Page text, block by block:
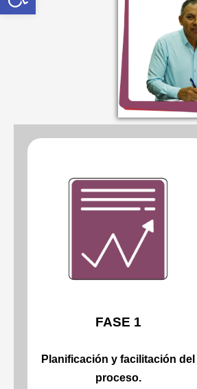
FASE 1
Planificación y facilitación del
proceso.